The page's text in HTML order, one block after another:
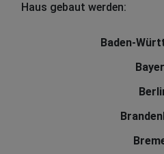
Haus gebaut werden:
Baden-